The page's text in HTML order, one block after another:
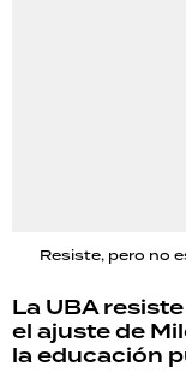
Resiste, pero no
La UBA
el ajuste de
la educación